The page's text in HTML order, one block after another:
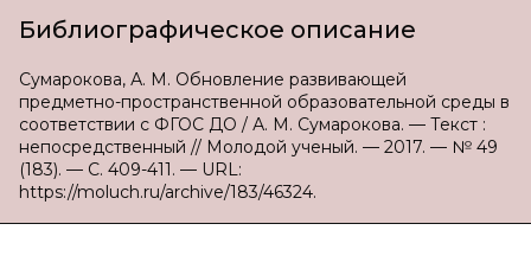
Библиографическое описание
Сумарокова, А. М. Обновление развивающей
предметно-пространственной образовательной среды в
соответствии с ФГОС ДО / А. М. Сумарокова. — Текст :
непосредственный // Молодой ученый. — 2017. — № 49
(183). — С. 409-411. — URL:
https://moluch.ru/archive/183/46324.